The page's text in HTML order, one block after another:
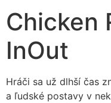
Chicken
InOut
Hráči sa už dlhší čas
a ľudské postavy v